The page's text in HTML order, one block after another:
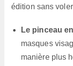
édition sans
Le pinceau
masques
manière plus